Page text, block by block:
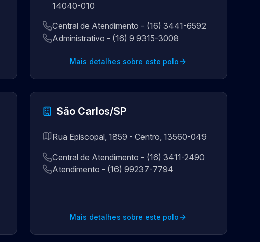
14040-010
Central de Atendimento - (16) 3441-6592
Administrativo - (16) 9 9315-3008
Mais detalhes sobre este polo
São Carlos/SP
Rua Episcopal, 1859 - Centro, 13560-049
Central de Atendimento - (16) 3411-2490
Atendimento - (16) 99237-7794
Mais detalhes sobre este polo